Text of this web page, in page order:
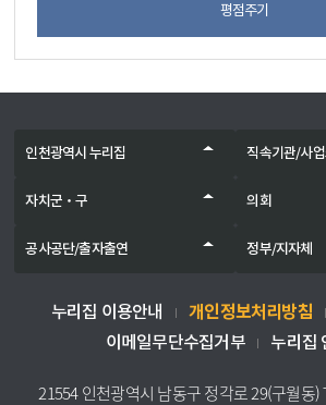
평점주기
인천광역시 누리집 직속기관/사
자치군‧구 의회
공사공단/출자출연 정부/지자체
누리집 이용안내 개인정보처리방침
이메일무단수집거부
누리집
21554 인천광역시 남동구 정각로 29(구월동)